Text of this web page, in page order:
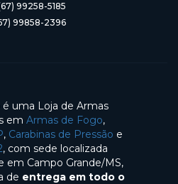
99258-5185
99858-2396
é uma Loja de Armas
em Armas de Fogo,
, Carabinas de Pressão e
, com sede localizada
em Campo Grande/MS,
de entrega em todo o